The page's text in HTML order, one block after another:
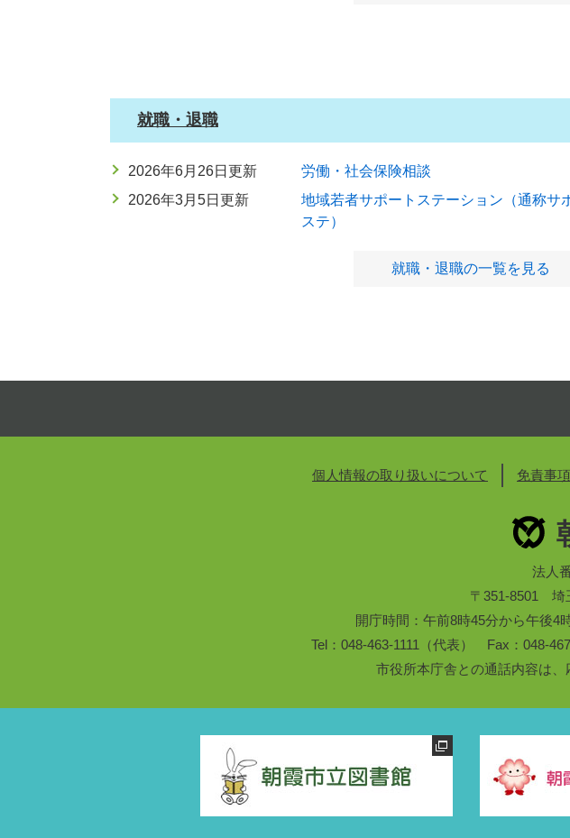
就職・退職
2026年6月26日更新
労働・社会保険相談
2026年3月5日更新
地域若者サポートステーション（通称サ
ステ）
就職・退職の一覧を見る
個人情報の取り扱いについて 免責事項
法人
〒351-8501 埼
開庁時間：午前8時45分から午後4
Tel：048-463-1111（代表） Fax：048-
市役所本庁舎との通話内容は、